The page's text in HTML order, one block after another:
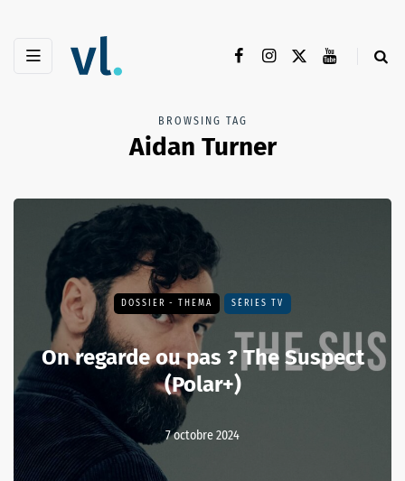
BROWSING TAG
Aidan Turner
DOSSIER - THEMA SÉRIES TV
On regarde ou pas ? The Suspect
(Polar+)
7 octobre 2024